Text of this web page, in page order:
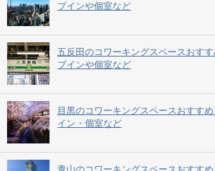
プインや個室など
五反田のコワーキングスペースおす
プインや個室など
目黒のコワーキングスペースおすす
イン・個室など